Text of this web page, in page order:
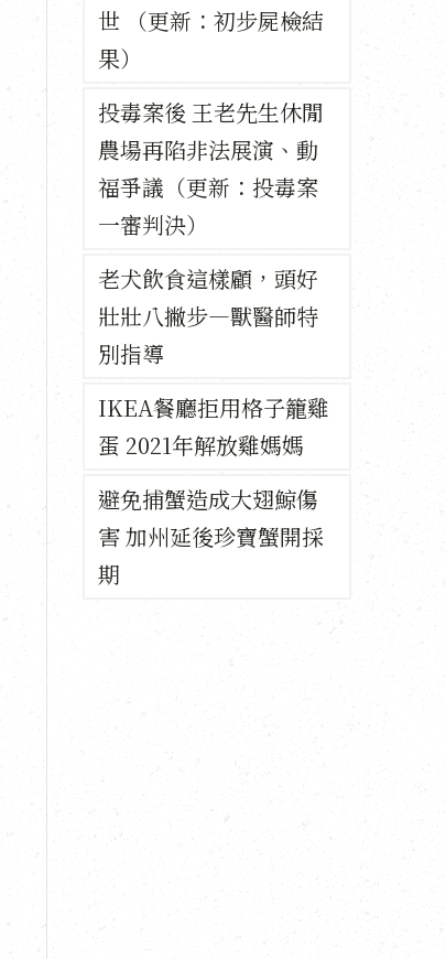
世 （更新：初步屍檢結
果）
投毒案後 王老先生休閒
農場再陷非法展演、動
福爭議（更新：投毒案
一審判決）
老犬飲食這樣顧，頭好
壯壯八撇步—獸醫師特
別指導
IKEA餐廳拒用格子籠雞
蛋 2021年解放雞媽媽
避免捕蟹造成大翅鯨傷
害 加州延後珍寶蟹開採
期